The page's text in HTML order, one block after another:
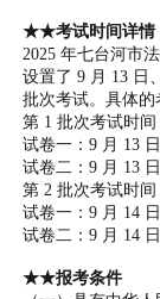
★★考试时间详情
2025 年七台河市
设置了 9 月 13 日
批次考试。具体的
第 1 批次考试时间
试卷一：9 月 13
试卷二：9 月 13
第 2 批次考试时间
试卷一：9 月 14
试卷二：9 月 14
★★报考条件